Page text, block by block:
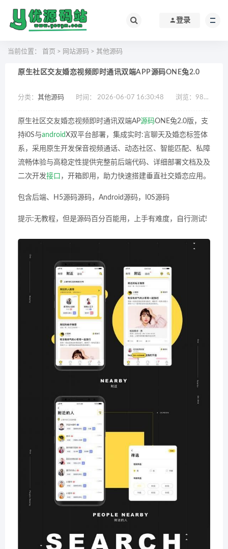
登录
当前位置： 首页 > 网站源码 > 其他源码
原生社区交友婚恋视频即时通讯双端APP源码ONE兔2.0
分类： 其他源码 时间： 2026-06-07 16:30:48 浏览： 981
原生社区交友婚恋视频即时通讯双端AP源码ONE兔2.0版，支
持i0S与androidX双平台部署，集成实时:言聊天及婚恋标签体
系，采用原生开发保音视频通话、动态社区、智能匹配、私障
流畅体验与高稳定性提供完整前后端代码、详细部署文档及及
二次开发接口 ，开箱即用，助力快速搭建垂直社交婚恋应用。
包含后端、H5源码源码，Android源码，I0S源码
提示:无教程，但是源码百分百能用，上手有难度，自行测试!